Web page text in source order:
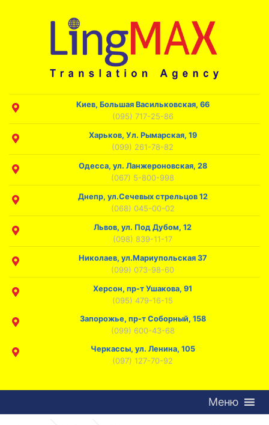
Киев, Большая Васильковская, 66
(095) 717-25-86
Харьков, Ул. Рымарская, 19
(099) 261-78-82
Одесса, ул. Ланжероновская, 28
(067) 5-800-998
Днепр, ул.Сечевых стрельцов 12
(068) 045-00-02
Львов, ул. Под Дубом, 12
(098) 839-11-17
Николаев, ул.Мариупольская 37
(099) 073-98-60
Херсон, пр-т Ушакова, 91
(095) 479-16-15
Запорожье, пр-т Соборный, 158
(099) 600-43-68
Черкассы, ул. Ленина, 105
(097) 127-70-92
Меню